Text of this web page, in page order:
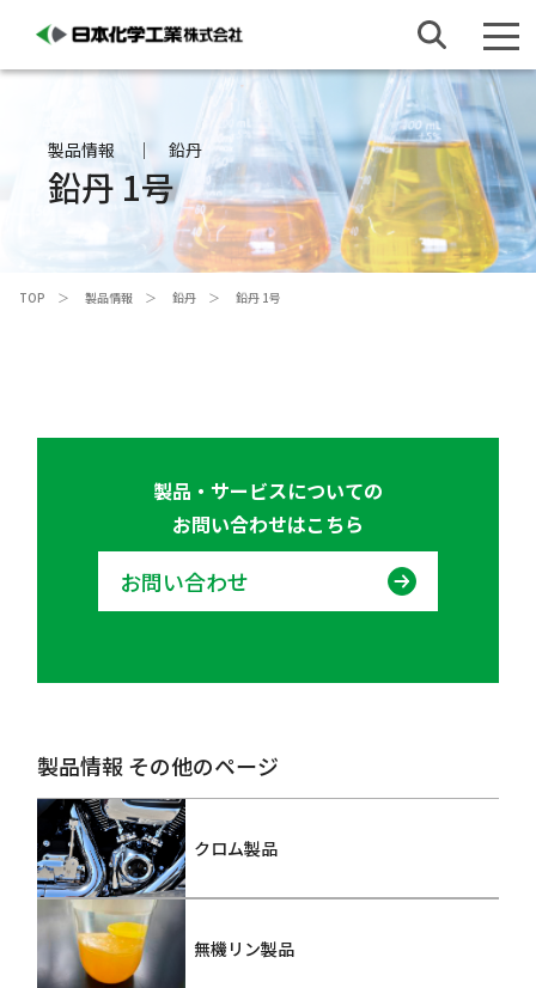
製品情報 鉛丹
鉛丹 1号
TOP 製品情報 鉛丹 鉛丹 1号
製品・サービスについての
お問い合わせはこちら
お問い合わせ
製品情報 その他のページ
クロム製品
無機リン製品